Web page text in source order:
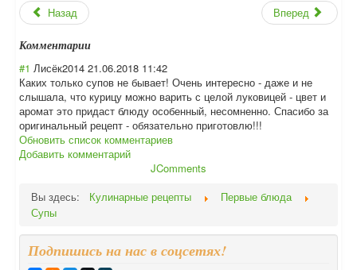
Назад Вперед
Комментарии
#1 Лисёк2014 21.06.2018 11:42
Каких только супов не бывает! Очень интересно - даже и не
слышала, что курицу можно варить с целой луковицей - цвет и
аромат это придаст блюду особенный, несомненно. Спасибо за
оригинальный рецепт - обязательно приготовлю!!!
Обновить список комментариев
Добавить комментарий
JComments
Вы здесь:
Кулинарные рецепты
Первые блюда
Супы
Подпишись на нас в соцсетях!